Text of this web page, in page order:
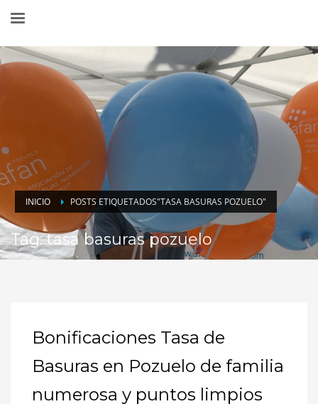
INICIO POSTS ETIQUETADOS"TASA BASURAS POZUELO"
Tag: tasa basuras pozuelo
Bonificaciones Tasa de
Basuras en Pozuelo de familia
numerosa y puntos limpios